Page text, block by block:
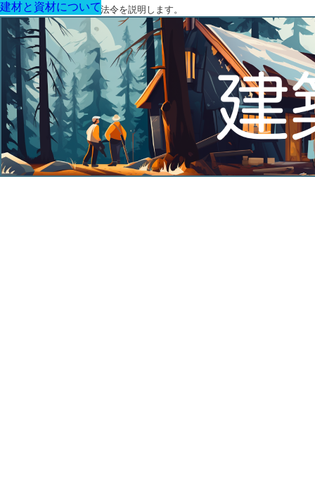
建築に関する用語と関連法令を説明します。
建材と資材について
建材と資材について
建材と資材について
建材と資材について
建材と資材について
建材と資材について
建材と資材について